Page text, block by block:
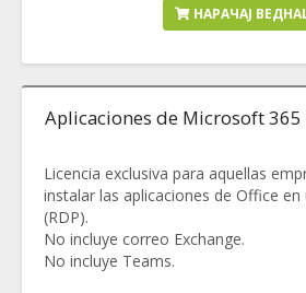
НАРАЧАЈ
Aplicaciones de Microsoft 365
Licencia exclusiva para aquellas
instalar las aplicaciones de Office
(RDP).
No incluye correo Exchange.
No incluye Teams.